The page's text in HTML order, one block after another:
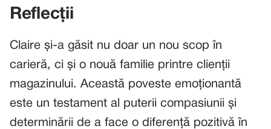
Reflecții
Claire și-a găsit nu doar un nou scop în
carieră, ci și o nouă familie printre clienții
magazinului. Această poveste emoționantă
este un testament al puterii compasiunii și
determinării de a face o diferență pozitivă în